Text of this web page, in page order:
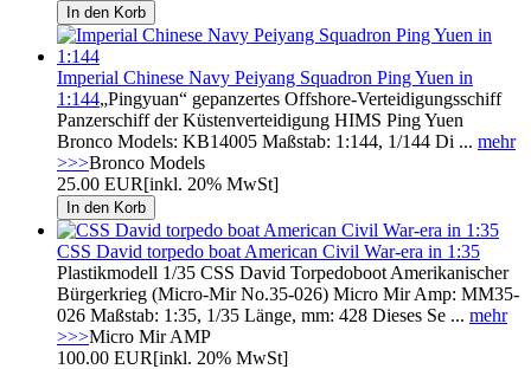
Imperial Chinese Navy Peiyang Squadron Ping Yuen in
1:144„Pingyuan“ gepanzertes Offshore-Verteidigungsschiff
Panzerschiff der Küstenverteidigung HIMS Ping Yuen
Bronco Models: KB14005 Maßstab: 1:144, 1/144 Di ... mehr
>>>Bronco Models
25.00 EUR[inkl. 20% MwSt]
CSS David torpedo boat American Civil War-era in 1:35
Plastikmodell 1/35 CSS David Torpedoboot Amerikanischer
Bürgerkrieg (Micro-Mir No.35-026) Micro Mir Amp: MM35-
026 Maßstab: 1:35, 1/35 Länge, mm: 428 Dieses Se ... mehr
>>>Micro Mir AMP
100.00 EUR[inkl. 20% MwSt]